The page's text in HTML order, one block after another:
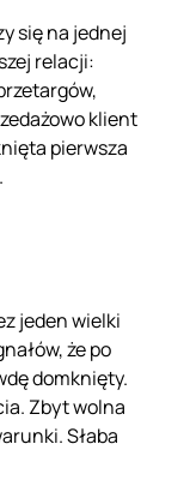
się na jednej
relacji:
klient
pierwsza
jeden wielki
że po
domknięty.
Zbyt wolna
Słaba